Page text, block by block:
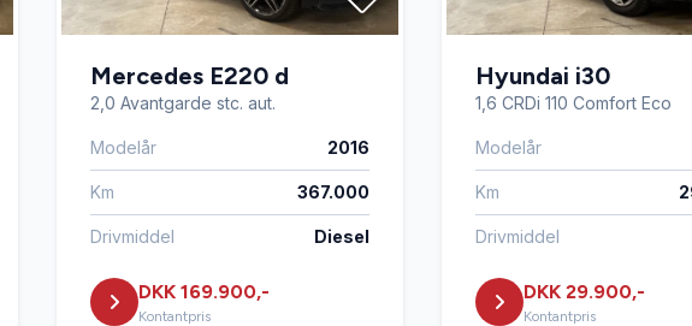
Skiltegenkendelse Splitbagsæder
Sædevarme Tagræling
Mercedes E220 d
2,0 Avantgarde stc. aut.
Modelår 2016
Km 367.000
Drivmiddel Diesel
DKK 169.900,-
Kontantpris
Hyundai i30
1,6 CRDi 110 Comfort Eco
Modelår
Km
Drivmiddel
DKK 29.900,-
Kontantpris